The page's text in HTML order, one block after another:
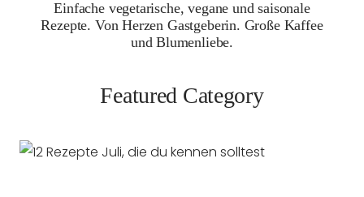
Einfache vegetarische, vegane und saisonale
Rezepte. Von Herzen Gastgeberin. Große Kaffee
und Blumenliebe.
Featured Category